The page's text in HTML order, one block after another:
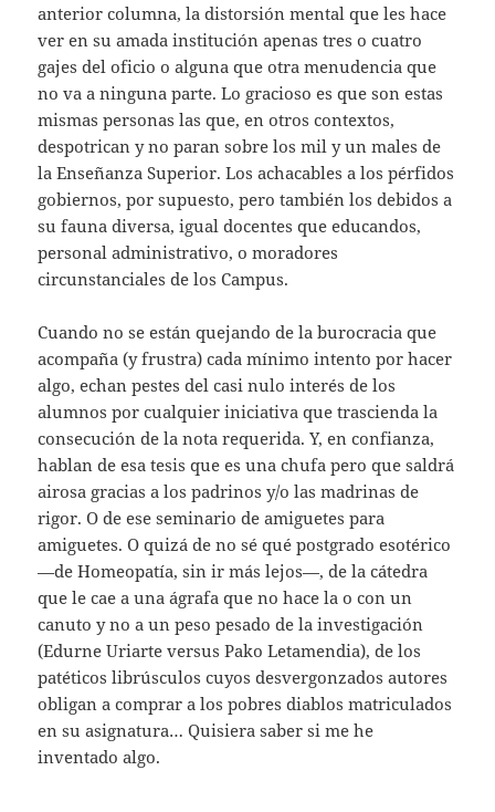
anterior columna, la distorsión mental que les hace
ver en su amada institución apenas tres o cuatro
gajes del oficio o alguna que otra menudencia que
no va a ninguna parte. Lo gracioso es que son estas
mismas personas las que, en otros contextos,
despotrican y no paran sobre los mil y un males de
la Enseñanza Superior. Los achacables a los pérfidos
gobiernos, por supuesto, pero también los debidos a
su fauna diversa, igual docentes que educandos,
personal administrativo, o moradores
circunstanciales de los Campus.
Cuando no se están quejando de la burocracia que
acompaña (y frustra) cada mínimo intento por hacer
algo, echan pestes del casi nulo interés de los
alumnos por cualquier iniciativa que trascienda la
consecución de la nota requerida. Y, en confianza,
hablan de esa tesis que es una chufa pero que saldrá
airosa gracias a los padrinos y/o las madrinas de
rigor. O de ese seminario de amiguetes para
amiguetes. O quizá de no sé qué postgrado esotérico
—de Homeopatía, sin ir más lejos—, de la cátedra
que le cae a una ágrafa que no hace la o con un
canuto y no a un peso pesado de la investigación
(Edurne Uriarte versus Pako Letamendia), de los
patéticos librúsculos cuyos desvergonzados autores
obligan a comprar a los pobres diablos matriculados
en su asignatura… Quisiera saber si me he
inventado algo.